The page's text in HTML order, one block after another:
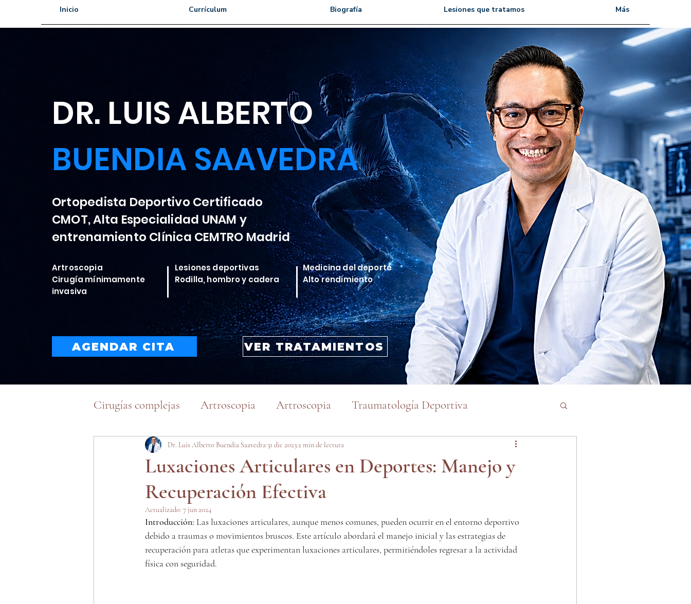
Inicio Currículum Biografía Lesiones que tratamos Más
DR. LUIS ALBERTO
BUENDIA SAAVEDRA
Ortopedista Deportivo Certificado
CMOT, Alta Especialidad UNAM y
entrenamiento Clínica CEMTRO Madrid
Artroscopia
Cirugía mínimamente
invasiva
Lesiones deportivas
Rodilla, hombro y cadera
Medicina del deporte
Alto rendimiento
AGENDAR CITA VER TRATAMIENTOS
Cirugías complejas Artroscopia Artroscopia Traumatología Deportiva
Traumatología Deportiva Traumatología Deportiva
Traumatología Traumatología Ortopedia
Luxaciones Articulares en Deportes: Manejo y
Recuperación Efectiva
Dr. Luis Alberto Buendia Saavedra31 dic 20232 min de lectura
Actualizado: 7 jun 2024
Introducción: Las luxaciones articulares, aunque menos comunes, pueden ocurrir en el entorno deportivo
debido a traumas o movimientos bruscos. Este artículo abordará el manejo inicial y las estrategias de
recuperación para atletas que experimentan luxaciones articulares, permitiéndoles regresar a la actividad
física con seguridad.